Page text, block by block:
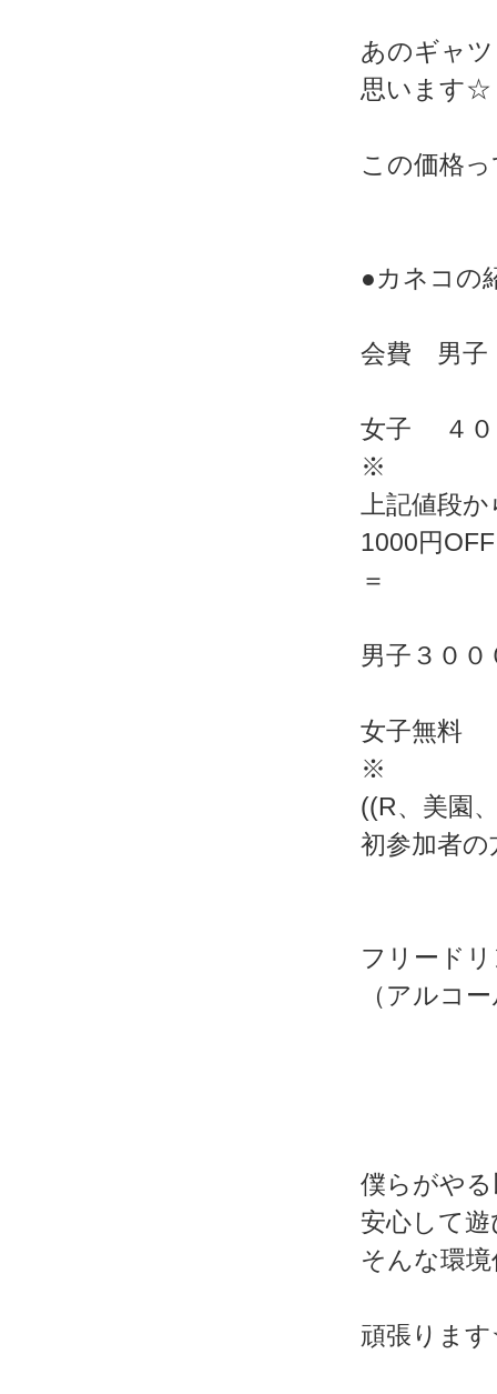
あのギャ
思います☆
この価格
●カネコの
会費 男
女子 ４
※
上記値段
1000円
＝
男子３００
女子無料
※
((R、美園
初参加者
フリード
（アルコ
僕らがや
安心して
そんな環
頑張りま